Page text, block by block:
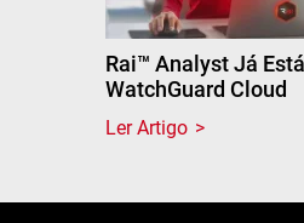
Rai™ Analyst Já
WatchGuard Cloud
Ler Artigo